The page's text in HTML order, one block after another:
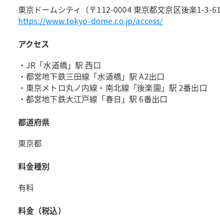
東京ドームシティ（〒112-0004 東京都文京区後楽1-3-
https://www.tokyo-dome.co.jp/access/
アクセス
・JR「水道橋」駅 西口
・都営地下鉄三田線「水道橋」駅 A2出口
・東京メトロ丸ノ内線・南北線「後楽園」駅 2番出口
・都営地下鉄大江戸線「春日」駅 6番出口
都道府県
東京都
料金種別
有料
料金（税込）